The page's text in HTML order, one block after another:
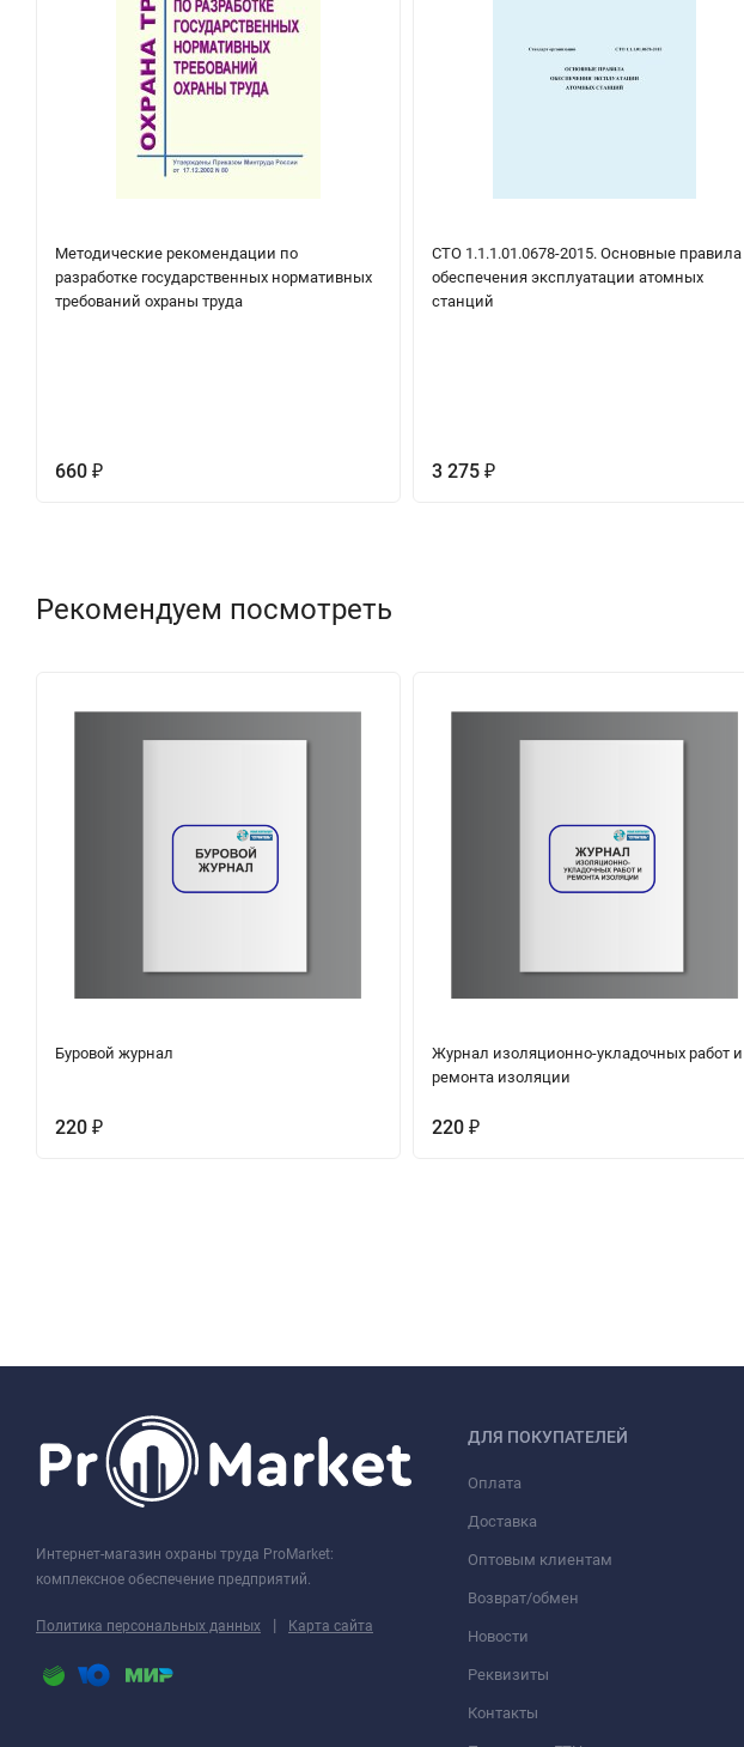
Методические рекомендации по
разработке государственных нормативных
требований охраны труда
660 ₽
СТО 1.1.1.01.0678-2015. Основные правила
обеспечения эксплуатации атомных
станций
3 275 ₽
Рекомендуем посмотреть
Буровой журнал
220 ₽
Журнал изоляционно-укладочных работ и
ремонта изоляции
220 ₽
Интернет-магазин охраны труда ProMarket:
комплексное обеспечение предприятий.
Политика персональных данных | Карта сайта
ДЛЯ ПОКУПАТЕЛЕЙ
Оплата
Доставка
Оптовым клиентам
Возврат/обмен
Новости
Реквизиты
Контакты